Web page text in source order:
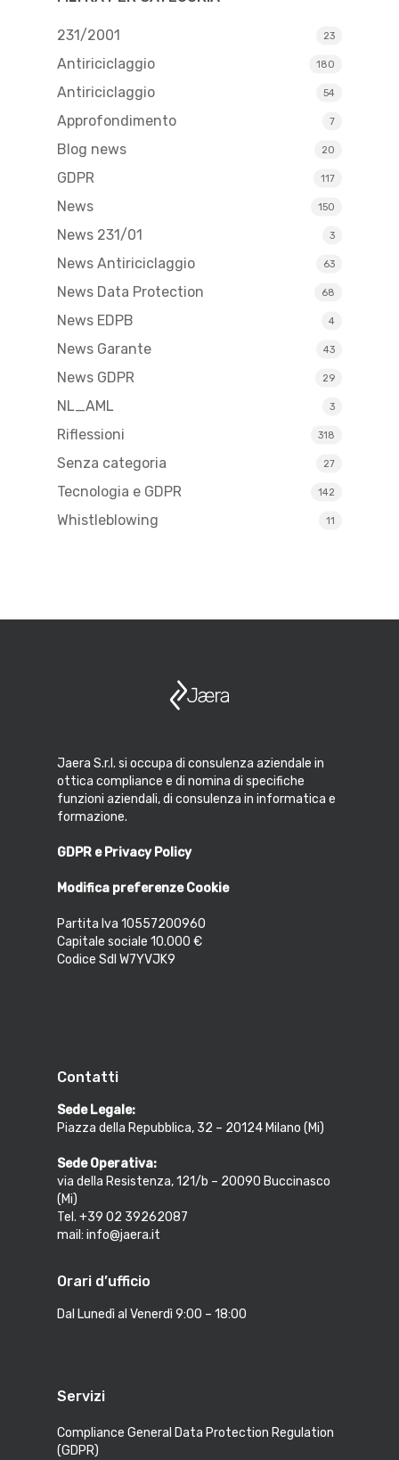
231/2001 23
Antiriciclaggio 180
Antiriciclaggio 54
Approfondimento 7
Blog news 20
GDPR 117
News 150
News 231/01 3
News Antiriciclaggio 63
News Data Protection 68
News EDPB 4
News Garante 43
News GDPR 29
NL_AML 3
Riflessioni 318
Senza categoria 27
Tecnologia e GDPR 142
Whistleblowing 11
Jaera S.r.l. si occupa di consulenza aziendale in
ottica compliance e di nomina di specifiche
funzioni aziendali, di consulenza in informatica e
formazione.
GDPR e Privacy Policy
Modifica preferenze Cookie
Partita Iva 10557200960
Capitale sociale 10.000 €
Codice SdI W7YVJK9
Contatti
Sede Legale:
Piazza della Repubblica, 32 – 20124 Milano (Mi)
Sede Operativa:
via della Resistenza, 121/b – 20090 Buccinasco
(Mi)
Tel. +39 02 39262087
mail: info@jaera.it
Orari d’ufficio
Dal Lunedì al Venerdì 9:00 – 18:00
Servizi
Compliance General Data Protection Regulation
(GDPR)